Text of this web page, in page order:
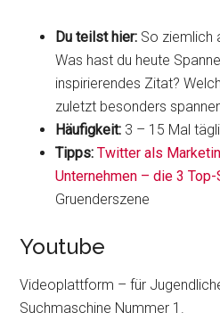
Du teilst hier: So ziemlich
Was hast du heute
inspirierendes Zitat?
zuletzt besonders
Häufigkeit: 3 – 15 Mal
Tipps: Twitter als
Unternehmen – die 3
Gruenderszene
Youtube
Videoplattform – für
Suchmaschine Nummer 1.